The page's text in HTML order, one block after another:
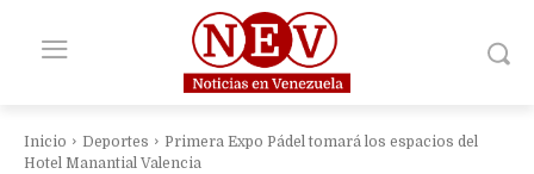
Inicio Deportes
Primera Expo Pádel tomará los espacios del
Hotel Manantial Valencia